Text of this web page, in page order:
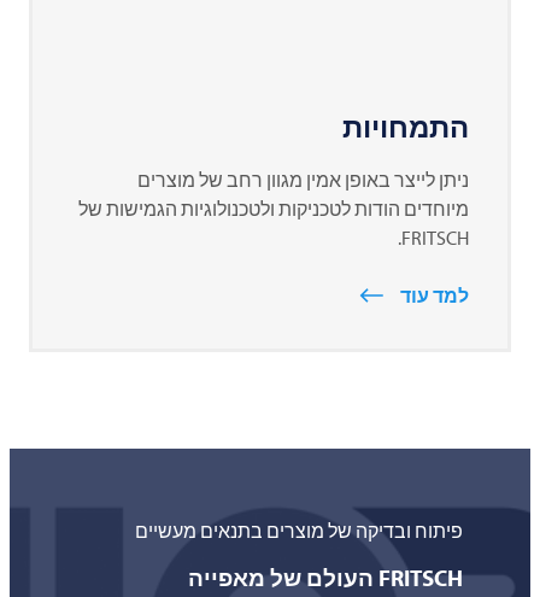
התמחויות
ניתן לייצר באופן אמין מגוון רחב של מוצרים
מיוחדים הודות לטכניקות ולטכנולוגיות הגמישות של
FRITSCH
.
למד עוד
פיתוח ובדיקה של מוצרים בתנאים מעשיים
FRITSCH העולם של מאפייה